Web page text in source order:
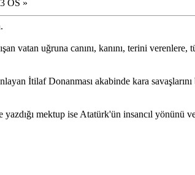
ÖS »
vatan uğruna canını, kanını, terini
İtilaf Donanması akabinde kara
mektup ise Atatürk'ün insancıl yönünü